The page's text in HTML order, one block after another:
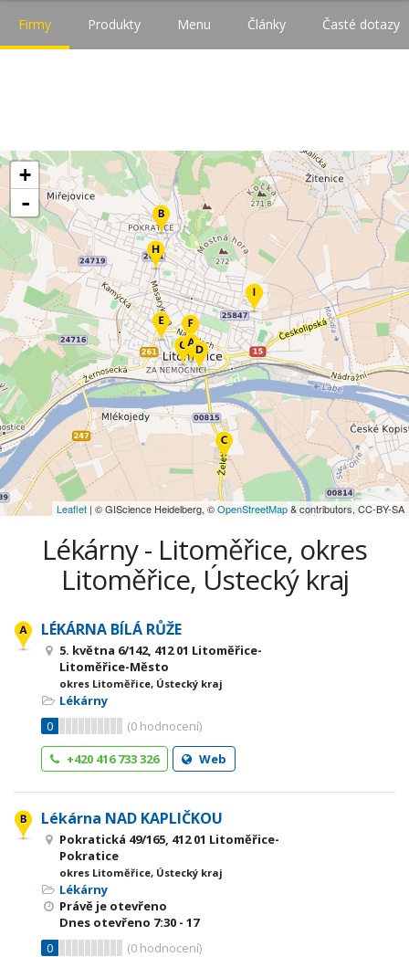
Firmy Produkty Menu Články Časté dotazy
+
-
Leaflet | © GIScience Heidelberg, ©OpenStreetMap& contributors, CC-BY-SA
Lékárny - Litoměřice, okres
Litoměřice, Ústecký kraj
LÉKÁRNA BÍLÁ RŮŽE
5. května 6/142, 412 01 Litoměřice-
Litoměřice-Město
okres Litoměřice, Ústecký kraj
Lékárny
0
(0 hodnocení)
+420 416 733 326
Web
Lékárna NAD KAPLIČKOU
Pokratická 49/165, 412 01 Litoměřice-
Pokratice
okres Litoměřice, Ústecký kraj
Lékárny
Právě je otevřeno
Dnes otevřeno 7:30 - 17
0
(0 hodnocení)